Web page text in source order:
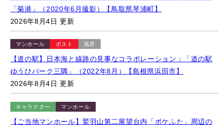
マンホール ポスト 風景
【道の駅】日本海と線路の見事なコラボレーション：「道の駅
ゆうひパーク三隅」（2022年8月）【島根県浜田市】
2026年8月4日 更新
キャラクター マンホール
【ご当地マンホール】鷲羽山第二展望台内「ポケふた」周辺の
様子（2022年1月撮影）【岡山県倉敷市/ルカリオ】
2026年8月4日 更新